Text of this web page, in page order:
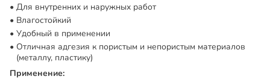
Для внутренних и наружных работ
Влагостойкий
Удобный в применении
Отличная адгезия к пористым и непористым материалов
(металлу, пластику)
Применение: